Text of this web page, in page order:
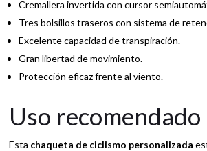
Cremallera invertida con cursor
Tres bolsillos traseros con sistema de
Excelente capacidad de transpiración.
Gran libertad de movimiento.
Protección eficaz frente al viento.
Uso recomendado
Esta chaqueta de ciclismo personalizada